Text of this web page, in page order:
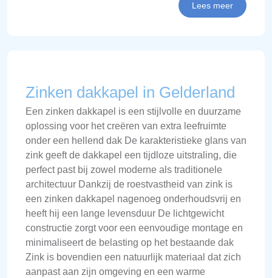
Lees meer
Zinken dakkapel in Gelderland
Een zinken dakkapel is een stijlvolle en duurzame
oplossing voor het creëren van extra leefruimte
onder een hellend dak De karakteristieke glans van
zink geeft de dakkapel een tijdloze uitstraling, die
perfect past bij zowel moderne als traditionele
architectuur Dankzij de roestvastheid van zink is
een zinken dakkapel nagenoeg onderhoudsvrij en
heeft hij een lange levensduur De lichtgewicht
constructie zorgt voor een eenvoudige montage en
minimaliseert de belasting op het bestaande dak
Zink is bovendien een natuurlijk materiaal dat zich
aanpast aan zijn omgeving en een warme